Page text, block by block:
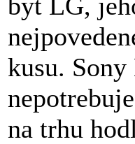
kusu. Sony
na trhu